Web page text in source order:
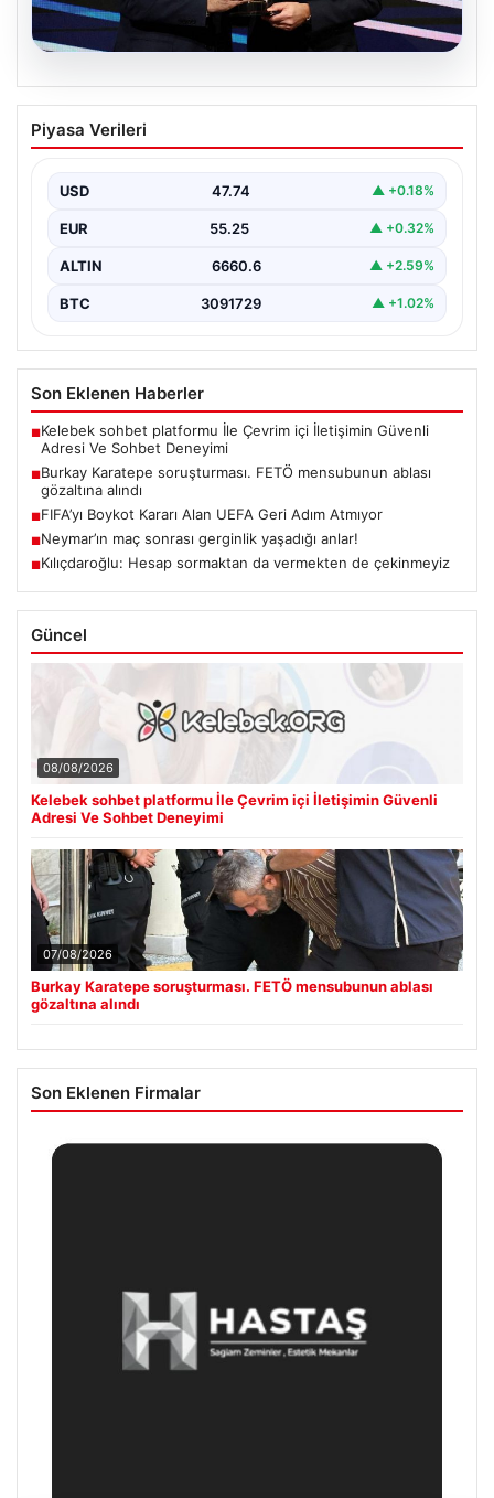
FIFA’yı Boykot Kararı Alan UEFA Geri
Adım Atmıyor
günlerde gündeme gelen FIFA Başkanı Gianni
Infantino’nun Dünya…
Piyasa Verileri
USD 47.74 ▲ +0.18%
EUR 55.25 ▲ +0.32%
ALTIN 6660.6 ▲ +2.59%
BTC 3091729 ▲ +1.02%
Son Eklenen Haberler
■Kelebek sohbet platformu İle Çevrim içi İletişimin Güvenli
Adresi Ve Sohbet Deneyimi
■Burkay Karatepe soruşturması. FETÖ mensubunun ablası
gözaltına alındı
■FIFA’yı Boykot Kararı Alan UEFA Geri Adım Atmıyor
■Neymar’ın maç sonrası gerginlik yaşadığı anlar!
■Kılıçdaroğlu: Hesap sormaktan da vermekten de çekinmeyiz
Güncel
08/08/2026
Kelebek sohbet platformu İle Çevrim içi İletişimin Güvenli
Adresi Ve Sohbet Deneyimi
07/08/2026
Burkay Karatepe soruşturması. FETÖ mensubunun ablası
gözaltına alındı
Son Eklenen Firmalar